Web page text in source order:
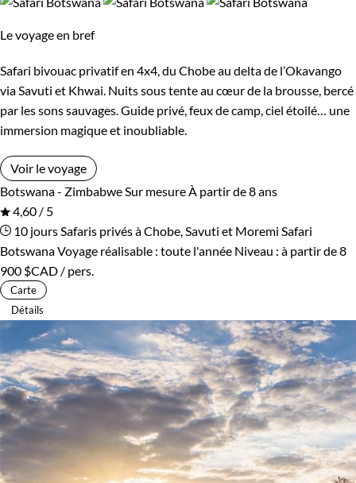
Le voyage en bref
Safari bivouac privatif en 4x4, du Chobe au delta de l’Okavango
via Savuti et Khwai. Nuits sous tente au cœur de la brousse, bercé
par les sons sauvages. Guide privé, feux de camp, ciel étoilé… une
immersion magique et inoubliable.
Voir le voyage
Botswana - Zimbabwe Sur mesure À partir de 8 ans
4,60 / 5
10 jours Safaris privés à Chobe, Savuti et Moremi Safari
BotswanaVoyage réalisable : toute l'année Niveau : à partir de8
900 $CAD / pers.
Carte
Détails